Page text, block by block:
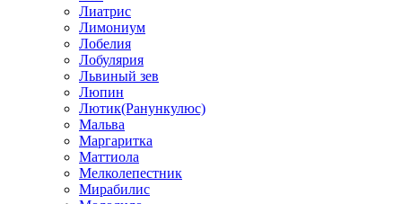
Лиатрис
Лимониум
Лобелия
Лобулярия
Львиный зев
Люпин
Лютик(Ранункулюс)
Мальва
Маргаритка
Маттиола
Мелколепестник
Мирабилис